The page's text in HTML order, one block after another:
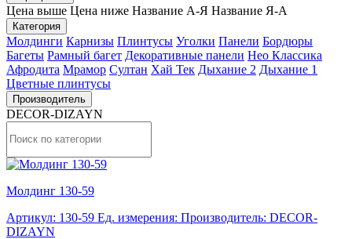
Цена выше Цена ниже Название А-Я Название Я-А
Категория
Молдинги Карнизы Плинтусы Уголки Панели Бордюры
Багеты Рамный багет Декоративные панели Нео Классика
Афродита Мрамор Султан Хай Тек Дыхание 2 Дыхание 1
Цветные плинтусы
Производитель
DECOR-DIZAYN
Молдинг 130-59
Артикул: 130-59 Ед. измерения: Производитель: DECOR-
DIZAYN